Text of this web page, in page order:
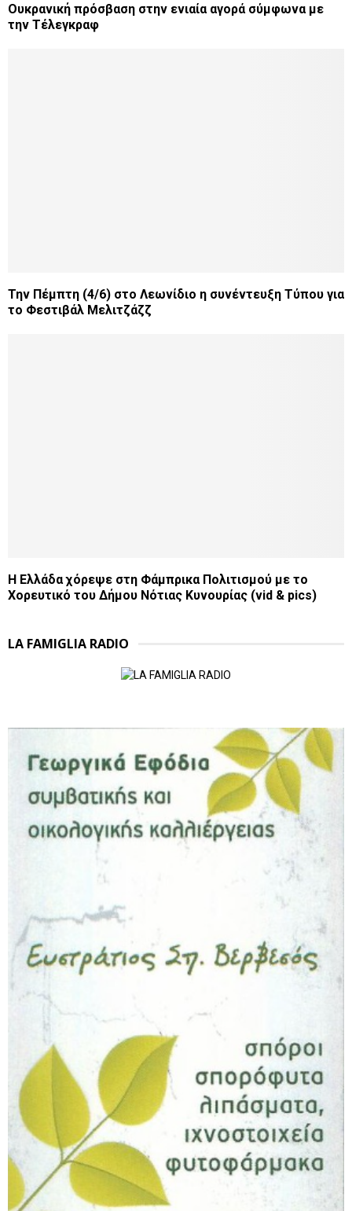
Ουκρανική πρόσβαση στην ενιαία αγορά σύμφωνα με
την Τέλεγκραφ
Την Πέμπτη (4/6) στο Λεωνίδιο η συνέντευξη Τύπου για
το Φεστιβάλ Μελιτζάζζ
Η Ελλάδα χόρεψε στη Φάμπρικα Πολιτισμού με το
Χορευτικό του Δήμου Νότιας Κυνουρίας (vid & pics)
LA FAMIGLIA RADIO